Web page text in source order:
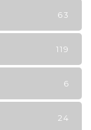
63
119
6
24